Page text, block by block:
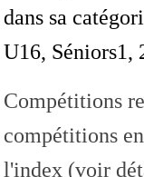
dans sa
U16, Séniors1,
Compétitions
compétitions
l'index (voir